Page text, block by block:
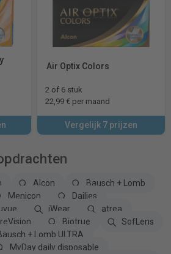
Air Optix Colors
2 of 6 stuk
22,99 € per maand
Vergelijk 7 prijzen
Alcon
Bausch + Lomb
Menicon
Dailies
iWear
atrea
Biotrue
SofLens
+ Lomb ULTRA
MyDay daily disposable